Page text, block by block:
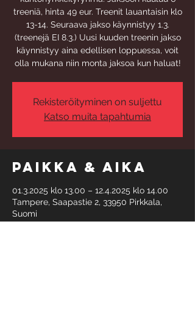
treeniä, hinta 49 eur. Treenit lauantaisin klo
13-14. Seuraava jakso käynnistyy 1.3.
(treenejä EI 8.3.) Uusi kuuden treenin jakso
käynnistyy aina edellisen loppuessa, voit
olla mukana niin monta jaksoa kun haluat!
Rekisteröityminen on suljettu
Katso muita tapahtumia
Paikka & aika
01.3.2025 klo 13.00 – 12.4.2025 klo 14.00
Tampere, Saapastie 2, 33950 Pirkkala,
Suomi